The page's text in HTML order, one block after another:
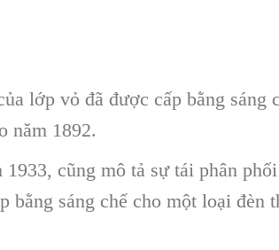
lớp vỏ đã được cấp bằng sáng
năm 1892.
cũng mô tả sự tái phân
sáng chế cho một loại đèn